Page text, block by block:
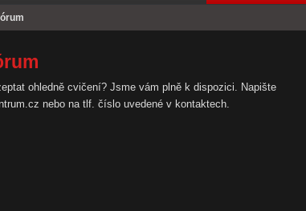
ohledně cvičení? Jsme vám plně k dispozici. Napište
nebo na tlf. číslo uvedené v kontaktech.